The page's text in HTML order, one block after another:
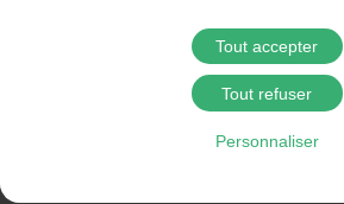
Tout accepter
Tout refuser
Personnaliser
@2025 Proximit Digital
Politique de confidentialité
Mentions légales